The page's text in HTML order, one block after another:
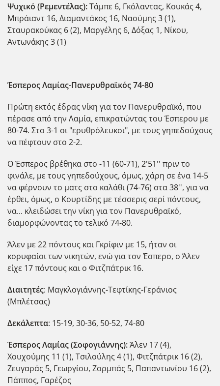
Ψυχικό (Ρεμεντέλας):Τάμπε 6, Γκόλαντας, Κουκάς 4,
Μπράιαντ 16, Διαμαντάκος 16, Ναούμης 3 (1),
Σταυρακούκας 6 (2), Μαργέλης 6, Δόξας 1, Νίκου,
Αντωνάκης 3 (1)
Έσπερος Λαμίας-Πανερυθραϊκός 74-80
Πρώτη εκτός έδρας νίκη για τον Πανερυθραϊκό, που
πέρασε από την Λαμία, επικρατώντας του Έσπερου με
80-74. Στο 3-1 οι "ερυθρόλευκοι", με τους γηπεδούχους
να πέφτουν στο 2-2.
Ο Έσπερος βρέθηκα στο -11 (60-71), 2'51'' πριν το
φινάλε, με τους γηπεδούχους, όμως, χάρη σε ένα 14-5
να φέρνουν το ματς στο καλάθι (74-76) στα 38'', για να
έρθει, όμως, ο Κουρτίδης με τέσσερις σερί πόντους,
να... κλειδώσει την νίκη για τον Πανερυθραϊκό,
διαμορφώνοντας το τελικό 74-80.
Άλεν με 22 πόντους και Γκρίφιν με 15, ήταν οι
κορυφαίοι των νικητών, ενώ για τον Έσπερο, ο Άλεν
είχε 17 πόντους και ο Φιτζπάτρικ 16.
Διαιτητές: Μαγκλογιάννης-Τεφτίκης-Γεράνιος
(Μπλέτσας)
Δεκάλεπτα: 15-19, 30-36, 50-52, 74-80
Έσπερος Λαμίας (Σοφογιάννης):Άλεν 17 (4),
Χουχούμης 11 (1), Τσιλούλης 4 (1), Φιτζπάτρικ 16 (2),
Ζευγαράς 5, Γεωργίου, Ζορμπάς 5, Παπαντωνίου 16 (2),
Πάππος, Γαρέζος